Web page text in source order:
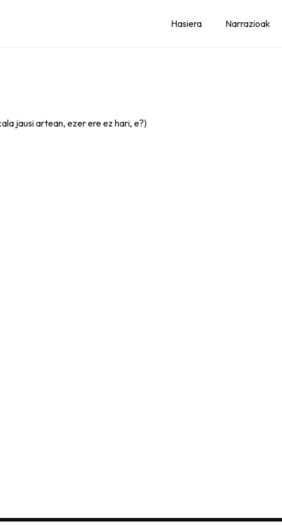
Hasiera Narrazioak
jausi artean, ezer ere ez hari, e?)